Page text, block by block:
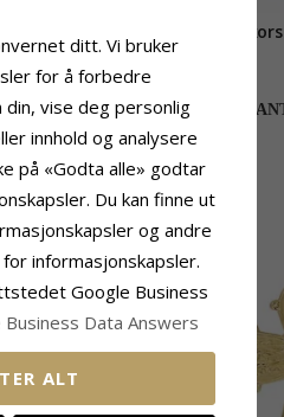
pris 726,-
Stort
ditt. Vi bruker
for å forbedre
vise deg personlig
innhold og analysere
på «Godta alle» godtar
Du kan finne ut
og andre
informasjonskapsler.
Google Business
Business Data Answers
ALT